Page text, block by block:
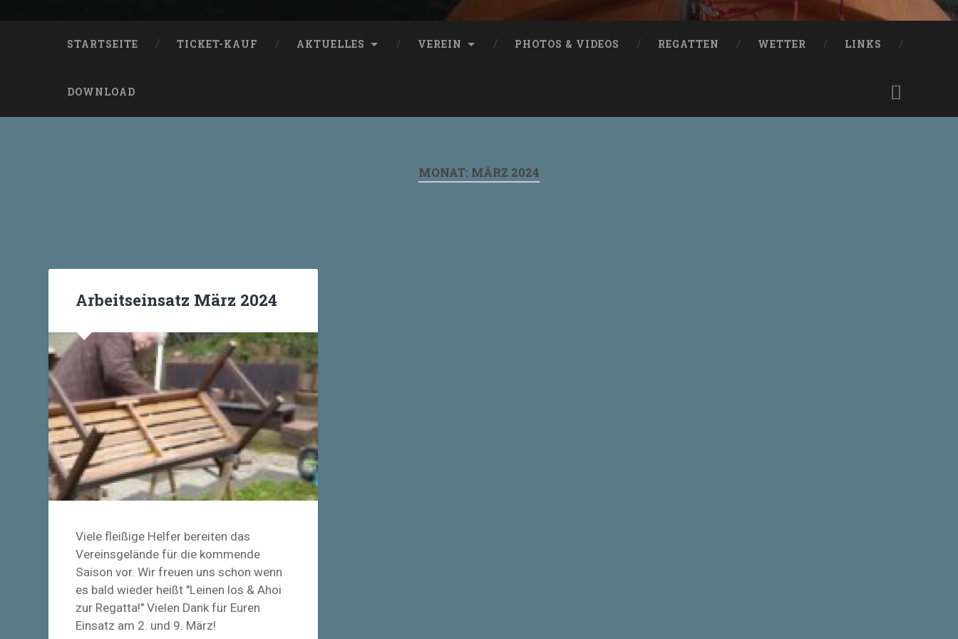
STARTSEITE TICKET-KAUF AKTUELLES VEREIN PHOTOS & VIDEOS REGATTEN WETTER LINKS
DOWNLOAD
MONAT: MÄRZ 2024
Arbeitseinsatz März 2024
Viele fleißige Helfer bereiten das
Vereinsgelände für die kommende
Saison vor. Wir freuen uns schon wenn
es bald wieder heißt "Leinen los & Ahoi
zur Regatta!" Vielen Dank für Euren
Einsatz am 2. und 9. März!